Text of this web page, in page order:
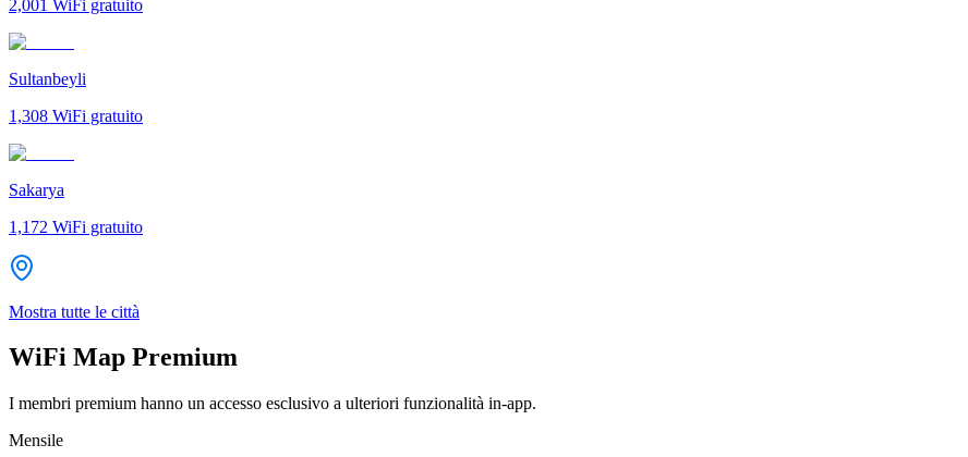
2,001 WiFi gratuito
Sultanbeyli
1,308 WiFi gratuito
Sakarya
1,172 WiFi gratuito
Mostra tutte le città
WiFi Map Premium
I membri premium hanno un accesso esclusivo a ulteriori funzionalità in-app.
Mensile